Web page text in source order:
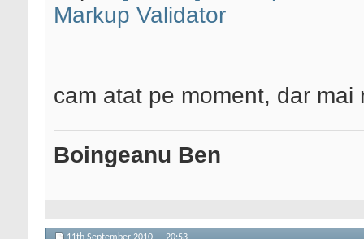
Markup Validator
cam atat pe moment, dar
Boingeanu Ben